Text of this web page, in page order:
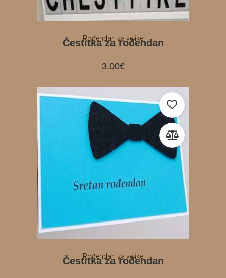
Rođendan za velike
Čestitka za rođendan
3.00€
Rođendan za velike
Čestitka za rođendan